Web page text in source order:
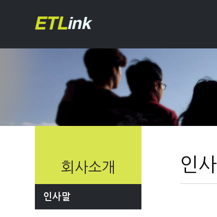
회사소개
인사말
인